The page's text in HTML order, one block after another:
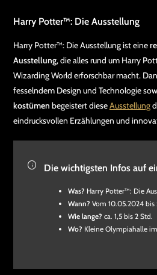
Harry Potter™: Die Ausstellung
Harry Potter™: Die Ausstellung ist eine
Ausstellung, die alles rund um Harry
Wizarding World erforschbar macht.
fesselndem Design und Technologie
kostümen begeistert dieseAusstellung
eindrucksvollen Erzählungen und
Die wichtigsten Infos auf
Was? Harry Potter™: Die
Wann? Vom 10.05.2024
Wie lange? ca. 1,5 bis 2 Std.
Wo? Kleine Olympiahalle